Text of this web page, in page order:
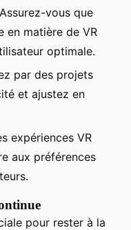
vous que
en matière de VR
optimale.
par des projets
et ajustez en
expériences VR
aux préférences
pour rester à la